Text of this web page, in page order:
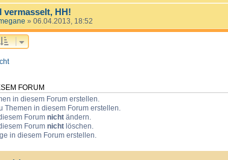
vermasselt, HH!
» 06.04.2013, 18:52
FORUM
in diesem Forum erstellen.
Themen in diesem Forum erstellen.
Forum nicht ändern.
Forum nicht löschen.
in diesem Forum erstellen.